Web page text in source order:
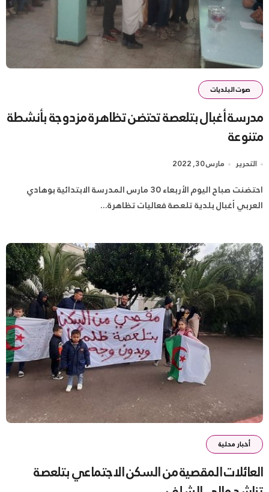
صوت البلديات
مدرسة أغبال بتلعصة تحتضن تظاهرة مزدوجة بأنشطة
متنوعة
التحرير مارس 30, 2022
احتضنت صباح اليوم الأربعاء 30 مارس المدرسة الابتدائية بوهادي
العربي أغبال بلدية تلعصة فعاليات تظاهرة...
أخبار محلية
العائلات المقصية من السكن الاجتماعي بتلعصة